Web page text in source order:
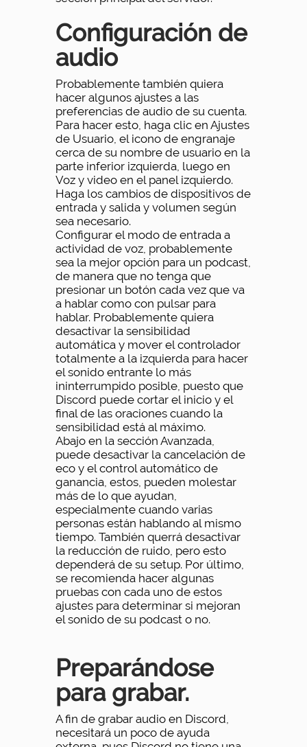
Configuración de
audio
Probablemente también quiera
hacer algunos ajustes a las
preferencias de audio de su cuenta.
Para hacer esto, haga clic en Ajustes
de Usuario, el icono de engranaje
cerca de su nombre de usuario en la
parte inferior izquierda, luego en
Voz y video en el panel izquierdo.
Haga los cambios de dispositivos de
entrada y salida y volumen según
sea necesario.
Configurar el modo de entrada a
actividad de voz, probablemente
sea la mejor opción para un podcast,
de manera que no tenga que
presionar un botón cada vez que va
a hablar como con pulsar para
hablar. Probablemente quiera
desactivar la sensibilidad
automática y mover el controlador
totalmente a la izquierda para hacer
el sonido entrante lo más
ininterrumpido posible, puesto que
Discord puede cortar el inicio y el
final de las oraciones cuando la
sensibilidad está al máximo.
Abajo en la sección Avanzada,
puede desactivar la cancelación de
eco y el control automático de
ganancia, estos, pueden molestar
más de lo que ayudan,
especialmente cuando varias
personas están hablando al mismo
tiempo. También querrá desactivar
la reducción de ruido, pero esto
dependerá de su setup. Por último,
se recomienda hacer algunas
pruebas con cada uno de estos
ajustes para determinar si mejoran
el sonido de su podcast o no.
Preparándose
para grabar.
A fin de grabar audio en Discord,
necesitará un poco de ayuda